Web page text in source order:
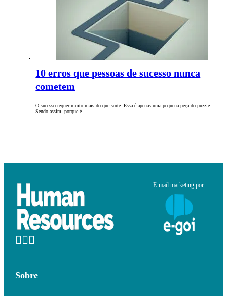
10 erros que pessoas de sucesso nunca
cometem
O sucesso requer muito mais do que sorte. Essa é apenas uma pequena peça do puzzle.
Sendo assim, porque é…
E-mail marketing por:
Sobre